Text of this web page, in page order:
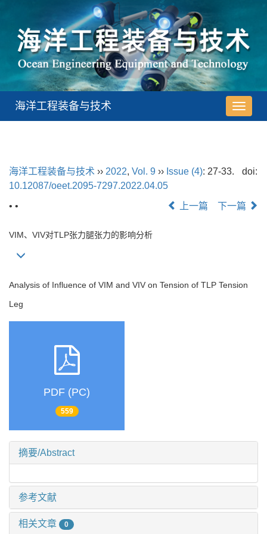
导
航
海洋工程装备与技术
海洋工程装备与技术 ›› 2022, Vol. 9 ›› Issue (4): 27-33.
doi:
10.12087/oeet.2095-7297.2022.04.05
• •
上一篇 下一篇
VIM、VIV对TLP张力腿张力的影响分析
Analysis of Influence of VIM and VIV on Tension of TLP Tension
Leg
PDF (PC)
559
摘要/Abstract
参考文献
相关文章 0